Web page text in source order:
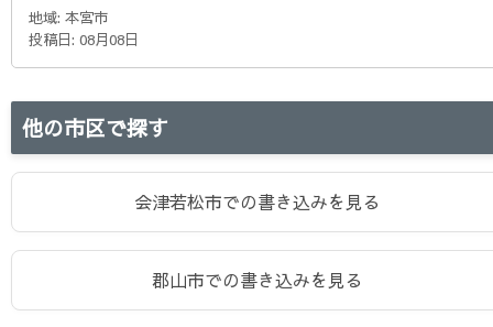
地域: 本宮市
投稿日: 08月08日
他の市区で探す
会津若松市での書き込みを見る
郡山市での書き込みを見る